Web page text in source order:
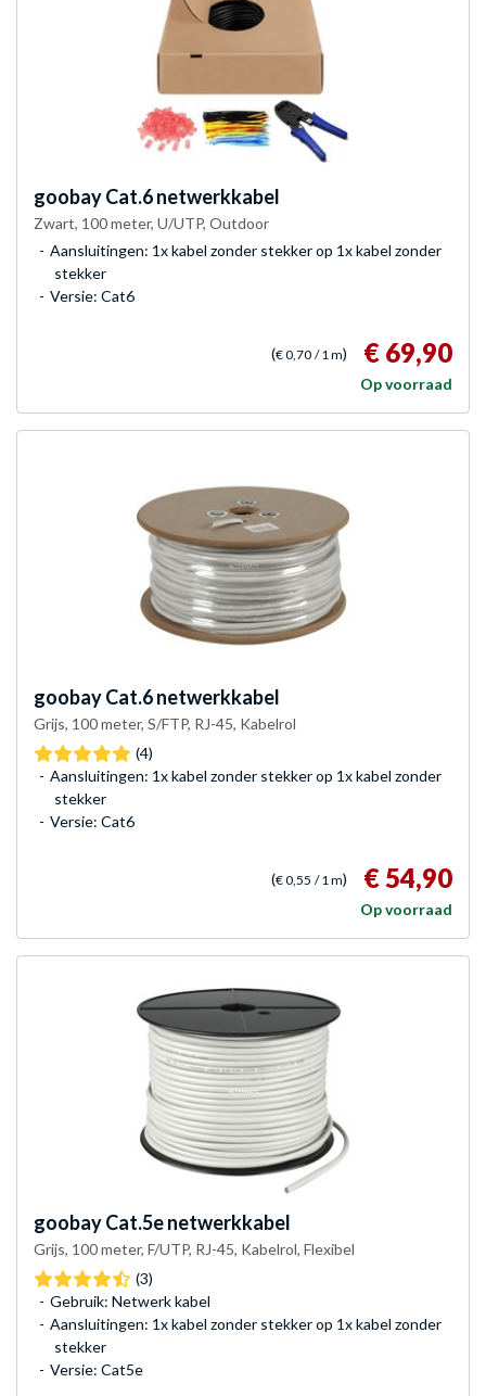
goobayCat.6 netwerkkabel
Zwart, 100 meter, U/UTP, Outdoor
Aansluitingen: 1x kabel zonder stekker op 1x kabel zonder
stekker
Versie: Cat6
(€ 0,70 / 1 m) € 69,90
Op voorraad
goobayCat.6 netwerkkabel
Grijs, 100 meter, S/FTP, RJ-45, Kabelrol
(4)
Aansluitingen: 1x kabel zonder stekker op 1x kabel zonder
stekker
Versie: Cat6
(€ 0,55 / 1 m) € 54,90
Op voorraad
goobayCat.5e netwerkkabel
Grijs, 100 meter, F/UTP, RJ-45, Kabelrol, Flexibel
(3)
Gebruik: Netwerk kabel
Aansluitingen: 1x kabel zonder stekker op 1x kabel zonder
stekker
Versie: Cat5e